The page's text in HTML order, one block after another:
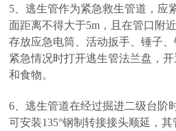
5、逃生管作为紧急救生管道，应
面距离不得大于5m，且在管口附
存放应急电筒、活动扳手、锤子
紧急情况时打开逃生管法兰盘，
和食物。
6、逃生管道在经过掘进二级台阶
可安装135°钢制转接接头顺延，